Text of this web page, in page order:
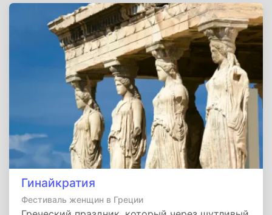
управлений, но одновременно отражает
продолжающийся поиск баланса между
выгодами этого союза и полноценным
национальным суверенитетом. Этот день
служит жителям островов и напоминанием о
пройденном пути, и поводом для
размышлений о будущем своей уникальной
общности в огромном океане мировой
политики.
Гинайкратия
Фестиваль женщин в Греции